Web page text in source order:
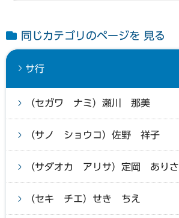
同じカテゴリのページを 見る
サ行
（セガワ ナミ）瀬川 那美
（サノ ショウコ）佐野 祥子
（サダオカ アリサ）定岡 ありさ
（セキ チエ）せき ちえ